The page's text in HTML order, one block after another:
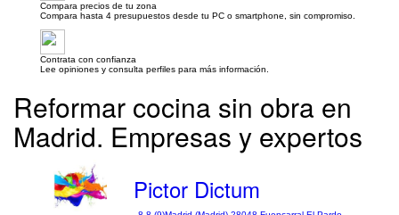
Compara precios de tu zona
Compara hasta 4 presupuestos desde tu PC o smartphone, sin compromiso.
Contrata con confianza
Lee opiniones y consulta perfiles para más información.
Reformar cocina sin obra en
Madrid. Empresas y expertos
Pictor Dictum